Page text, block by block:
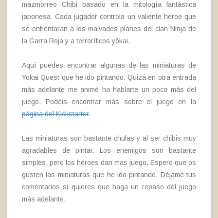
mazmorreo Chibi basado en la mitología fantástica
japonesa. Cada jugador controla un valiente héroe que
se enfrentaran a los malvados planes del clan Ninja de
la Garra Roja y a terroríficos yōkai.
Aquí puedes encontrar algunas de las miniaturas de
Yokai Quest que he ido pintando. Quizá en otra entrada
más adelante me animé ha hablarte un poco más del
juego. Podéis encontrar más sobre el juego en la
página del Kickstarter.
Las miniaturas son bastante chulas y al ser chibis muy
agradables de pintar. Los enemigos son bastante
simples, pero los héroes dan mas juego. Espero que os
gusten las miniaturas que he ido pintando. Déjame tus
comentarios si quieres que haga un repaso del juego
más adelante.